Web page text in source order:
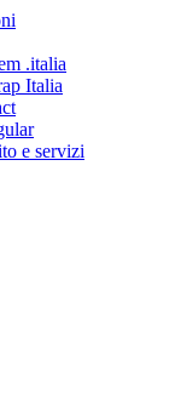
.italia
Italia
e servizi